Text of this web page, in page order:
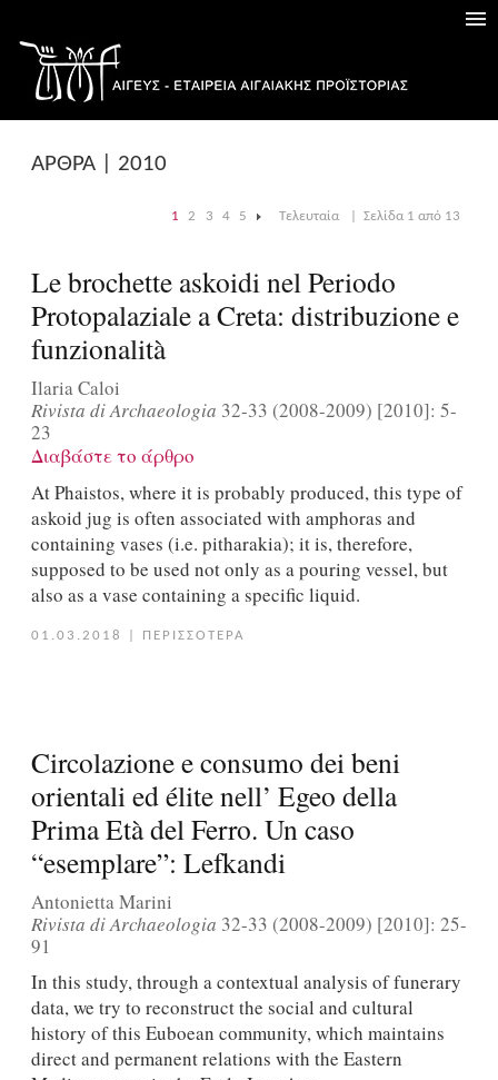
ΑΡΘΡΑ | 2010
1 2 3 4 5 Τελευταία Σελίδα 1 από 13
Le brochette askoidi nel Periodo
Protopalaziale a Creta: distribuzione e
funzionalità
Ilaria Caloi
Rivista di Archaeologia 32-33 (2008-2009) [2010]: 5-
23
Διαβάστε το άρθρο
At Phaistos, where it is probably produced, this type of
askoid jug is often associated with amphoras and
containing vases (i.e. pitharakia); it is, therefore,
supposed to be used not only as a pouring vessel, but
also as a vase containing a specific liquid.
01.03.2018 ΠΕΡΙΣΣΟΤΕΡΑ
Circolazione e consumo dei beni
orientali ed élite nell’ Egeo della
Prima Età del Ferro. Un caso
“esemplare”: Lefkandi
Antonietta Marini
Rivista di Archaeologia 32-33 (2008-2009) [2010]: 25-
91
In this study, through a contextual analysis of funerary
data, we try to reconstruct the social and cultural
history of this Euboean community, which maintains
direct and permanent relations with the Eastern